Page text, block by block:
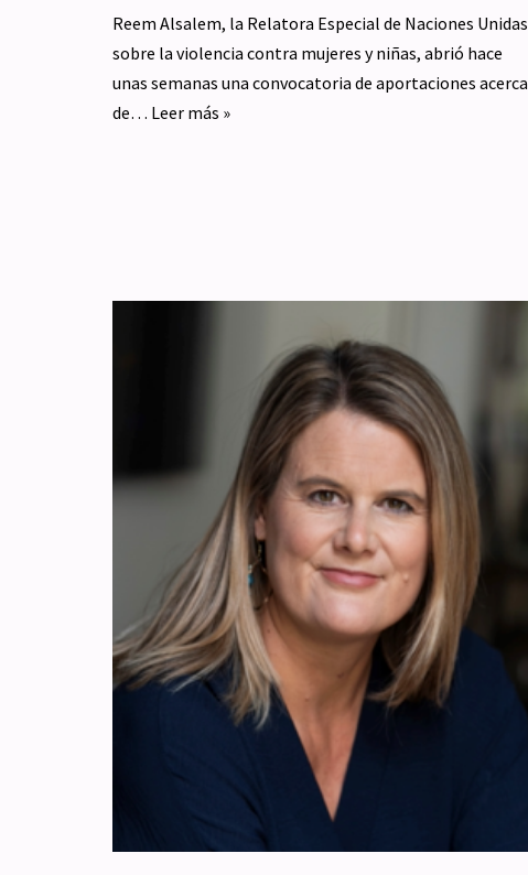
Reem Alsalem, la Relatora Especial de Naciones Unidas
sobre la violencia contra mujeres y niñas, abrió hace
unas semanas una convocatoria de aportaciones acerca
de… Leer más »